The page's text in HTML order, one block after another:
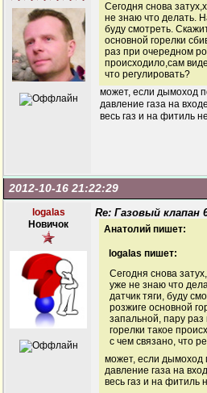
Сегодня снова
не знаю что делать.
буду смотреть.
основной горелки
раз при очередном
происходило,сам
что регулировать?
может, если дымоход
давление газа на
весь газ и на фитиль
2012-10-16 21:22:29
logalas
Новичок
Re: Газовый клапан
Анатолий пишет:
logalas пишет:
Сегодня снова
уже не знаю что
датчик тяги, буду
розжиге основной
запальной, пару
горелки такое
с чем связано, что
может, если дымоход
давление газа на
весь газ и на фитиль